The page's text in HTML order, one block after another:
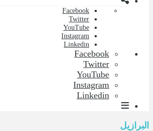
Facebook
Twitter
YouTube
Instagram
Linkedin
Facebook
Twitter
YouTube
Instagram
Linkedin
البرازيل